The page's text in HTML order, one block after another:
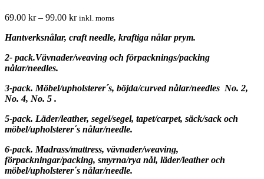
69.00 kr– 99.00 kr inkl. moms
Hantverksnålar, craft needle, kraftiga nålar prym.
2- pack.Vävnader/weaving och förpacknings/packing
nålar/needles.
3-pack. Möbel/upholsterer´s, böjda/curved nålar/needles No. 2,
No. 4, No. 5 .
5-pack. Läder/leather, segel/segel, tapet/carpet, säck/sack och
möbel/upholsterer´s nålar/needle.
6-pack. Madrass/mattress, vävnader/weaving,
förpackningar/packing, smyrna/rya nål, läder/leather och
möbel/upholsterer´s nålar/needle.